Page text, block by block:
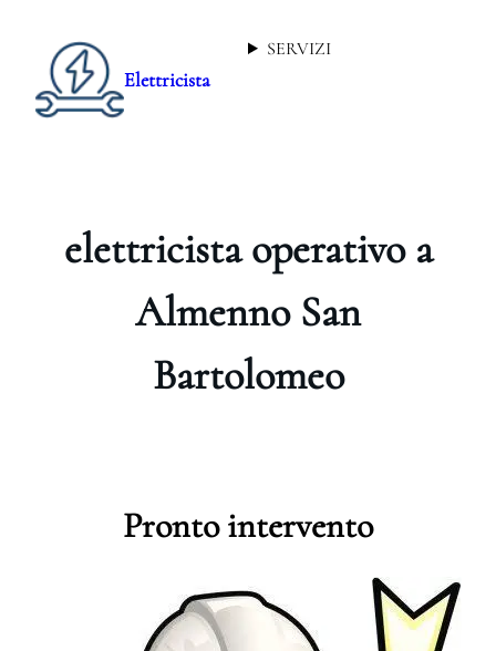
Elettricista
SERVIZI
elettricista operativo a
Almenno San
Bartolomeo
Pronto intervento